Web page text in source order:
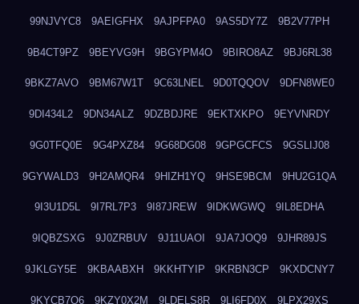
99NJVYC8 9AEIGFHX 9AJPFPA0 9AS5DY7Z 9B2V77PH
9B4CT9PZ 9BEYVG9H 9BGYPM4O 9BIRO8AZ 9BJ6RL38
9BKZ7AVO 9BM67W1T 9C63LNEL 9D0TQQOV 9DFN8WE0
9DI434L2 9DN34ALZ 9DZBDJRE 9EKTXKPO 9EYVNRDY
9G0TFQ0E 9G4PXZ84 9G68DG08 9GPGCFCS 9GSLIJ08
9GYWALD3 9H2AMQR4 9HIZH1YQ 9HSE9BCM 9HU2G1QA
9I3U1D5L 9I7RL7P3 9I87JREW 9IDKWGWQ 9IL8EDHA
9IQBZSXG 9J0ZRBUV 9J11UAOI 9JA7JOQ9 9JHR89JS
9JKLGY5E 9KBAABXH 9KKHTYIP 9KRBN3CP 9KXDCNY7
9KYCB7O6 9KZY0X2M 9LDELS8R 9LI6FD0X 9LPX29XS